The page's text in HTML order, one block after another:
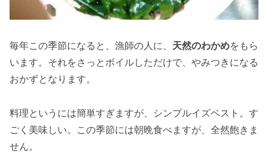
毎年この季節になると、漁師の人に、 天然のわかめをもら
います。それをさっとボイルしただけで、やみつきになる
おかずとなります。
料理というには簡単すぎますが、シンプルイズベスト。す
ごく美味しい。この季節には朝晩食べますが、全然飽きま
せん。